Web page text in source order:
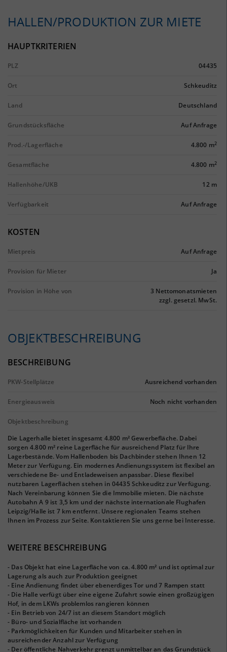
HALLEN/PRODUKTION ZUR MIETE
HAUPTKRITERIEN
PLZ 04435
Ort Schkeuditz
Land Deutschland
Grundstücksfläche Auf Anfrage
Prod.-/Lagerfläche 4.800 m2
Gesamtfläche 4.800 m2
Hallenhöhe/UKB 12 m
Verfügbarkeit Auf Anfrage
KOSTEN
Mietpreis Auf Anfrage
Provision für Mieter Ja
Provision in Höhe von
3 Nettomonatsmieten
zzgl. gesetzl. MwSt.
OBJEKTBESCHREIBUNG
BESCHREIBUNG
PKW-Stellplätze Ausreichend vorhanden
Energieausweis Noch nicht vorhanden
Objektbeschreibung
Die Lagerhalle bietet insgesamt 4.800 m² Gewerbefläche. Dabei
sorgen 4.800 m² reine Lagerfläche für ausreichend Platz für Ihre
Lagerbestände. Vom Hallenboden bis Dachbinder stehen Ihnen 12
Meter zur Verfügung. Ein modernes Andienungssystem ist flexibel an
verschiedene Be- und Entladeweisen anpassbar. Diese flexibel
nutzbaren Lagerflächen stehen in 04435 Schkeuditz zur Verfügung.
Nach Vereinbarung können Sie die Immobilie mieten. Die nächste
Autobahn A 9 ist 3,5 km und der nächste internationale Flughafen
Leipzig/Halle ist 7 km entfernt. Unsere regionalen Teams stehen
Ihnen im Prozess zur Seite. Kontaktieren Sie uns gerne bei Interesse.
WEITERE BESCHREIBUNG
- Das Objekt hat eine Lagerfläche von ca. 4.800 m² und ist optimal zur
Lagerung als auch zur Produktion geeignet
- Eine Andienung findet über ebenerdiges Tor und 7 Rampen statt
- Die Halle verfügt über eine eigene Zufahrt sowie einen großzügigen
Hof, in dem LKWs problemlos rangieren können
- Ein Betrieb von 24/7 ist an diesem Standort möglich
- Büro- und Sozialfläche ist vorhanden
- Parkmöglichkeiten für Kunden und Mitarbeiter stehen in
ausreichender Anzahl zur Verfügung
- Der öffentliche Nahverkehr grenzt unmittelbar an das Grundstück